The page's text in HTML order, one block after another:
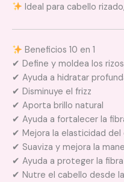
Ideal para cabello
Beneficios 10 en 1
✔ Define y moldea los rizos
✔ Ayuda a hidratar
✔ Disminuye el frizz
✔ Aporta brillo natural
✔ Ayuda a fortalecer la
✔ Mejora la elasticidad del
✔ Suaviza y mejora la
✔ Ayuda a proteger la
✔ Nutre el cabello desde